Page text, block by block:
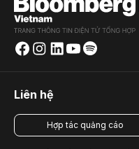
Liên hệ
Hợp tác quảng cáo